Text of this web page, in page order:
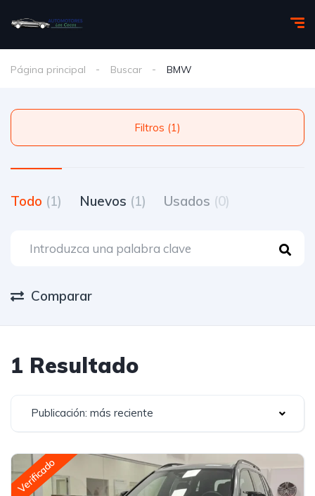
Página principal Buscar BMW
Filtros (1)
Todo (1) Nuevos (1) Usados (0)
Comparar
1 Resultado
Publicación: más reciente
Verificado